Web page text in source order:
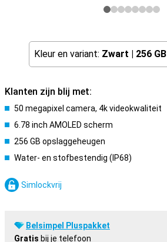
Kleur en variant: Zwart | 256 GB
Klanten zijn blij met:
50 megapixel camera, 4k videokwaliteit
6.78 inch AMOLED scherm
256 GB opslaggeheugen
Water- en stofbestendig (IP68)
Simlockvrij
Belsimpel Pluspakket
Gratis bij je telefoon